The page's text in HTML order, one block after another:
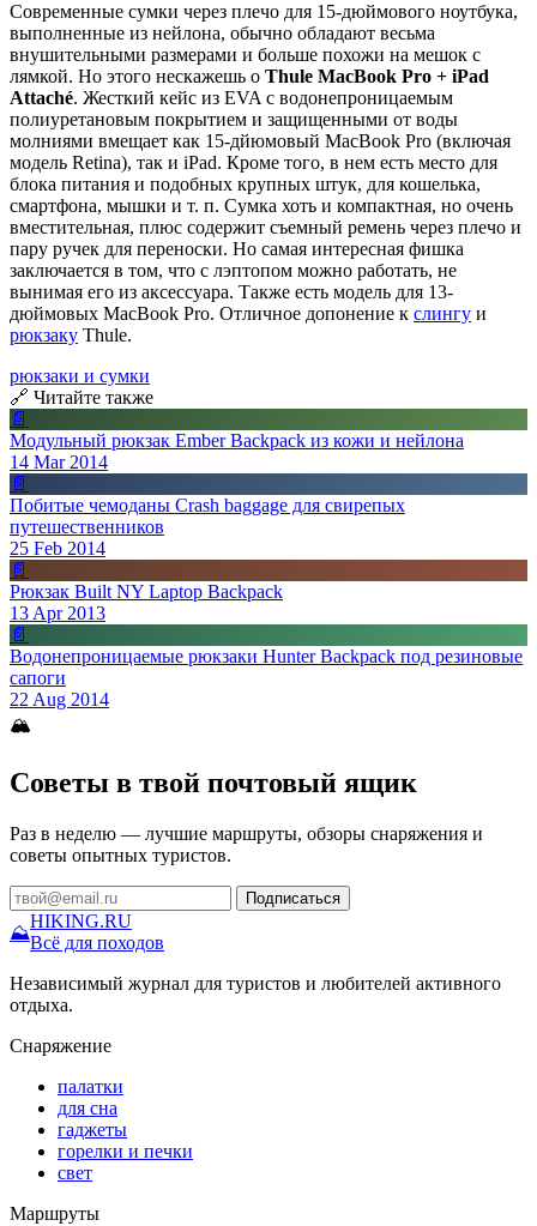
Современные сумки через плечо для 15-дюймового ноутбука,
выполненные из нейлона, обычно обладают весьма
внушительными размерами и больше похожи на мешок с
лямкой. Но этого нескажешь о Thule MacBook Pro + iPad
Attaché. Жесткий кейс из EVA с водонепроницаемым
полиуретановым покрытием и защищенными от воды
молниями вмещает как 15-дйюмовый MacBook Pro (включая
модель Retina), так и iPad. Кроме того, в нем есть место для
блока питания и подобных крупных штук, для кошелька,
смартфона, мышки и т. п. Сумка хоть и компактная, но очень
вместительная, плюс содержит съемный ремень через плечо и
пару ручек для переноски. Но самая интересная фишка
заключается в том, что с лэптопом можно работать, не
вынимая его из аксессуара. Также есть модель для 13-
дюймовых MacBook Pro. Отличное допонение к слингу и
рюкзаку Thule.
рюкзаки и сумки
🔗 Читайте также
📄
Модульный рюкзак Ember Backpack из кожи и нейлона
14 Mar 2014
📄
Побитые чемоданы Crash baggage для свирепых
путешественников
25 Feb 2014
📄
Рюкзак Built NY Laptop Backpack
13 Apr 2013
📄
Водонепроницаемые рюкзаки Hunter Backpack под резиновые
сапоги
22 Aug 2014
🏔
Советы в твой почтовый ящик
Раз в неделю — лучшие маршруты, обзоры снаряжения и
советы опытных туристов.
Подписаться
⛰
HIKING.RU
Всё для походов
Независимый журнал для туристов и любителей активного
отдыха.
Снаряжение
палатки
для сна
гаджеты
горелки и печки
свет
Маршруты